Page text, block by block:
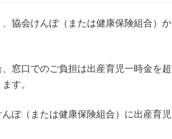
産費用の差額を請求する場合
協会けんぽ（または健康保険組合）か
窓口でのご負担は出産育児一時金を超
す。
ぽ（または健康保険組合）に出産育児